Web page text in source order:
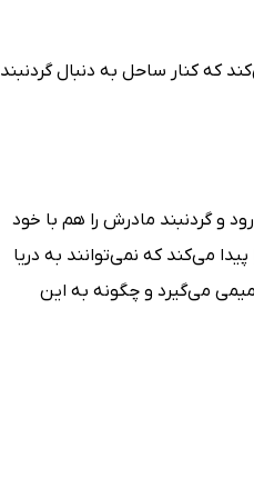
که کنار ساحل به دنبال گردنبند
و گردنبند مادرش را هم با خود
می‌کند که نمی‌توانند به دریا
می‌گیرد و چگونه به این